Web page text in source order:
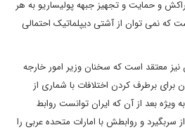
و حمایت و تجهیز جبهه پولیساریو به هر
نمی توان از آشتی دیپلماتیک احتمالی
نیز معتقد است که سخنان وزیر امور خارجه
برطرف کردن اختلافات با شماری از
بعد از آن که ایران توانست روابط
سربگیرد و روابطش با امارات متحده عربی را